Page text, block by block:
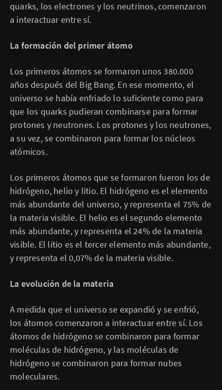
quarks, los electrones y los neutrinos, comenzaron
a interactuar entre sí.
La formación del primer átomo
Los primeros átomos se formaron unos 380.000
años después del Big Bang. En ese momento, el
universo se había enfriado lo suficiente como para
que los quarks pudieran combinarse para formar
protones y neutrones. Los protones y los neutrones,
a su vez, se combinaron para formar los núcleos
atómicos.
Los primeros átomos que se formaron fueron los de
hidrógeno, helio y litio. El hidrógeno es el elemento
más abundante del universo, y representa el 75% de
la materia visible. El helio es el segundo elemento
más abundante, y representa el 24% de la materia
visible. El litio es el tercer elemento más abundante,
y representa el 0,07% de la materia visible.
La evolución de la materia
A medida que el universo se expandió y se enfrió,
los átomos comenzaron a interactuar entre sí. Los
átomos de hidrógeno se combinaron para formar
moléculas de hidrógeno, y las moléculas de
hidrógeno se combinaron para formar nubes
moleculares.